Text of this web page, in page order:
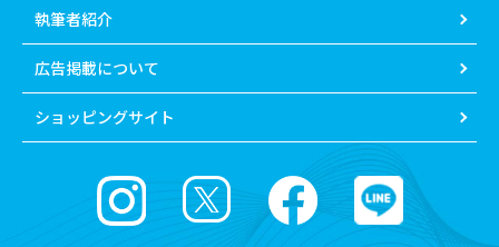
執筆者紹介
広告掲載について
ショッピングサイト